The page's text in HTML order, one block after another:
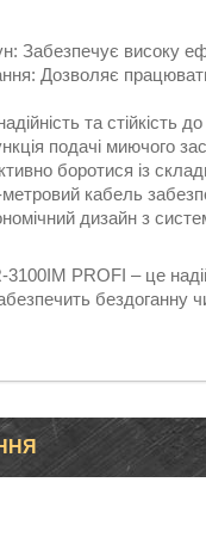
Забезпечує високу
Дозволяє
та стійкість
подачі миючого
боротися із
кабель
дизайн з
PROFI – це
бездоганну